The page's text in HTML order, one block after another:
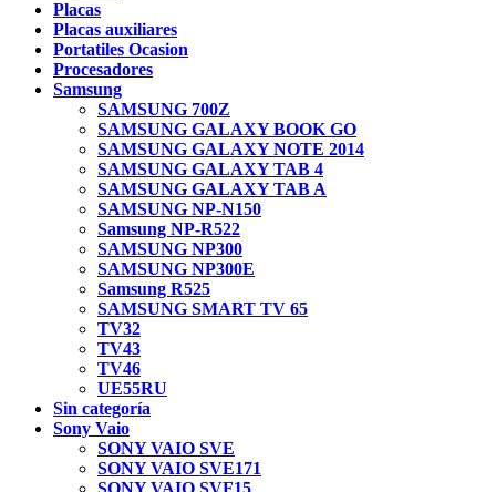
Placas
Placas auxiliares
Portatiles Ocasion
Procesadores
Samsung
SAMSUNG 700Z
SAMSUNG GALAXY BOOK GO
SAMSUNG GALAXY NOTE 2014
SAMSUNG GALAXY TAB 4
SAMSUNG GALAXY TAB A
SAMSUNG NP-N150
Samsung NP-R522
SAMSUNG NP300
SAMSUNG NP300E
Samsung R525
SAMSUNG SMART TV 65
TV32
TV43
TV46
UE55RU
Sin categoría
Sony Vaio
SONY VAIO SVE
SONY VAIO SVE171
SONY VAIO SVF15